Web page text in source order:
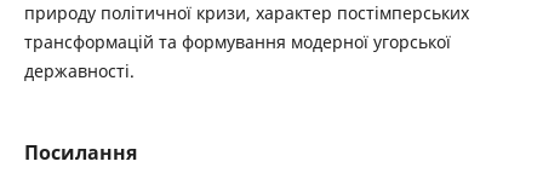
природу політичної кризи, характер постімперських
трансформацій та формування модерної угорської
державності.
Посилання